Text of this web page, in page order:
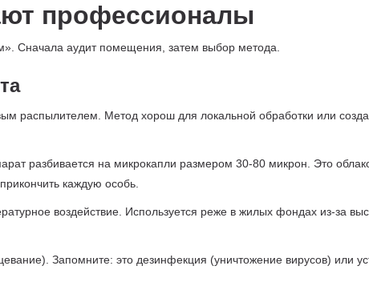
профессионалы
Сначала аудит помещения, затем выбор метода.
распылителем. Метод хорош для локальной обработки или
разбивается на микрокапли размером 30-80 микрон. Это
каждую особь.
воздействие. Используется реже в жилых фондах из-за
Запомните: это дезинфекция (уничтожение вирусов) или